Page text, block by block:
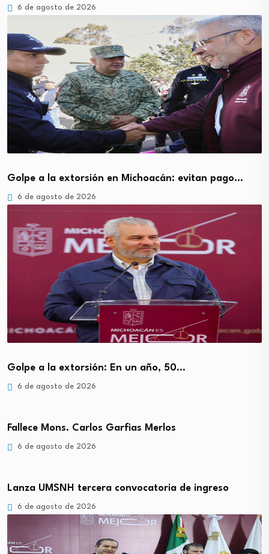
6 de agosto de 2026
Golpe a la extorsión en Michoacán: evitan pago…
6 de agosto de 2026
Golpe a la extorsión: En un año, 50…
6 de agosto de 2026
Fallece Mons. Carlos Garfias Merlos
6 de agosto de 2026
Lanza UMSNH tercera convocatoria de ingreso
6 de agosto de 2026